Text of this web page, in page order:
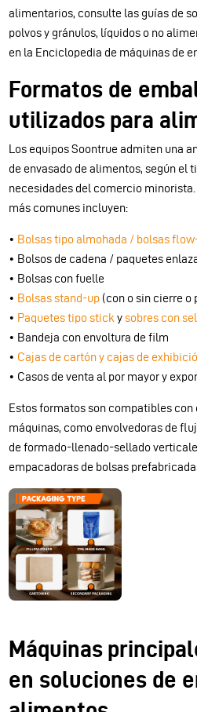
alimentarios, consulte las guías de
polvos y gránulos, líquidos o no
en la Enciclopedia de máquinas de
Formatos de
utilizados para
Los equipos Soontrue admiten una
de envasado de alimentos, según el
necesidades del comercio
más comunes incluyen:
• Bolsas tipo almohada / bolsas
• Bolsos de cadena / paquetes
• Bolsas con fuelle
• Bolsas stand-up (con o sin cierre o
• Paquetes tipo stick ysobres con
• Bandeja con envoltura de film
• Cajas de cartón y cajas de
• Casos de venta al por mayor y
Estos formatos son compatibles
máquinas, como envolvedoras de
de formado-llenado-sellado
empacadoras de bolsas
Máquinas
en soluciones de